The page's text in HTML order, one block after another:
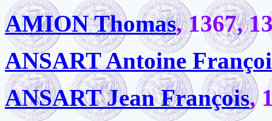
AMION Thomas, 1367,
ANSART Antoine
ANSART Jean François,